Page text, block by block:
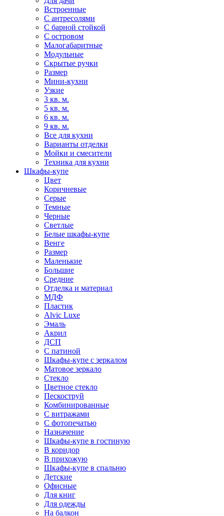
Встроенные
С антресолями
С барной стойкой
С островом
Малогабаритные
Модульные
Скрытые ручки
Размер
Мини-кухни
Узкие
3 кв. м.
5 кв. м.
6 кв. м.
9 кв. м.
Все для кухни
Варианты отделки
Мойки и смесители
Техника для кухни
Шкафы-купе
Цвет
Коричневые
Серые
Темные
Черные
Светлые
Белые шкафы-купе
Венге
Размер
Маленькие
Большие
Средние
Отделка и материал
МДФ
Пластик
Alvic Luxe
Эмаль
Акрил
ДСП
С патиной
Шкафы-купе с зеркалом
Матовое зеркало
Стекло
Цветное стекло
Пескоструй
Комбинированные
С витражами
С фотопечатью
Назначение
Шкафы-купе в гостиную
В коридор
В прихожую
Шкафы-купе в спальню
Детские
Офисные
Для книг
Для одежды
На балкон